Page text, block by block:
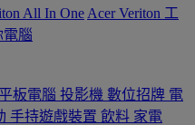
All In One Acer Veriton 工
電腦
平板電腦 投影機 數位招牌 電
手持遊戲裝置 飲料 家電